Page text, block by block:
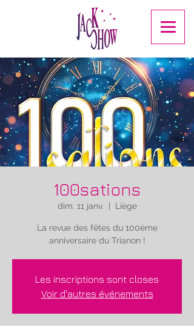
100sations
dim. 11 janv. Liège
La revue des fêtes du 100ème
anniversaire du Trianon !
Les inscriptions sont closes
Voir d'autres événements